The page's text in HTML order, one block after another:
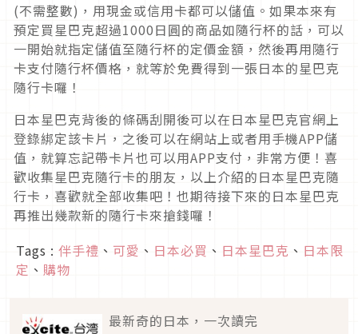
(不需整數)，用現金或信用卡都可以儲值。如果本來有
預定買星巴克超過1000日圓的商品如隨行杯的話，可以
一開始就指定儲值至隨行杯的定價金額，然後再用隨行
卡支付隨行杯價格，就等於免費得到一張日本的星巴克
隨行卡囉！
日本星巴克背後的條碼刮開後可以在日本星巴克官網上
登錄綁定該卡片，之後可以在網站上或者用手機APP儲
值，就算忘記帶卡片也可以用APP支付，非常方便！喜
歡收集星巴克隨行卡的朋友，以上介紹的日本星巴克隨
行卡，喜歡就全部收集吧！也期待接下來的日本星巴克
再推出幾款新的隨行卡來搶錢囉！
Tags : 伴手禮 、 可愛 、 日本必買 、 日本星巴克 、 日本限
定 、 購物
最新奇的日本，一次讀完